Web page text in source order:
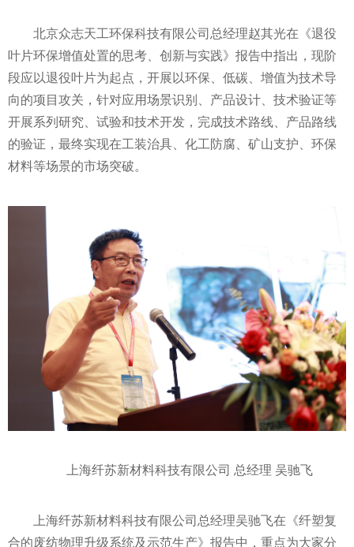
北京众志天工环保科技有限公司总经理赵其光在《退役
叶片环保增值处置的思考、创新与实践》报告中指出，现阶
段应以退役叶片为起点，开展以环保、低碳、增值为技术导
向的项目攻关，针对应用场景识别、产品设计、技术验证等
开展系列研究、试验和技术开发，完成技术路线、产品路线
的验证，最终实现在工装治具、化工防腐、矿山支护、环保
材料等场景的市场突破。
上海纤苏新材料科技有限公司 总经理 吴驰飞
上海纤苏新材料科技有限公司总经理吴驰飞在《纤塑复
合的废纺物理升级系统及示范生产》报告中，重点为大家分